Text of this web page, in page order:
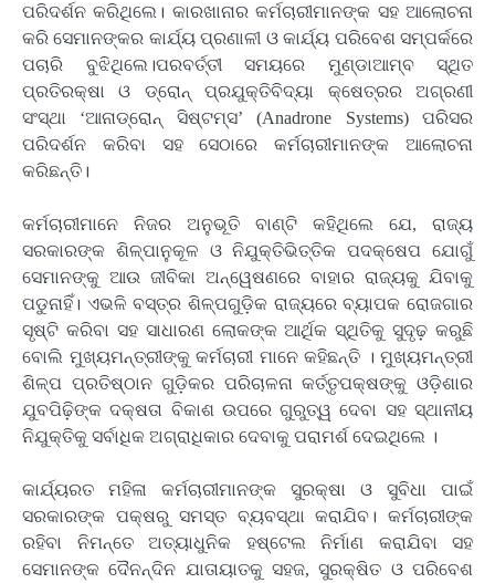
ପରିଦର୍ଶନ କରିଥିଲେ। କାରଖାନାର କର୍ମଚାରୀମାନଙ୍କ ସହ ଆଲୋଚନା
କରି ସେମାନଙ୍କର କାର୍ଯ୍ୟ ପ୍ରଣାଳୀ ଓ କାର୍ଯ୍ୟ ପରିବେଶ ସମ୍ପର୍କରେ
ପଚାରି ବୁଝିଥିଲେ।ପରବର୍ତ୍ତୀ ସମୟରେ ମୁଣ୍ଡାଆମ୍ବ ସ୍ଥିତ
ପ୍ରତିରକ୍ଷା ଓ ଡ୍ରୋନ୍ ପ୍ରଯୁକ୍ତିବିଦ୍ୟା କ୍ଷେତ୍ରର ଅଗ୍ରଣୀ
ସଂସ୍ଥା ‘ଆନାଡ୍ରୋନ୍ ସିଷ୍ଟମ୍ସ’ (Anadrone Systems) ପରିସର
ପରିଦର୍ଶନ କରିବା ସହ ସେଠାରେ କର୍ମଚାରୀମାନଙ୍କ ଆଲୋଚନା
କରିଛନ୍ତି।
କର୍ମଚାରୀମାନେ ନିଜର ଅନୁଭୂତି ବାଣ୍ଟି କହିଥିଲେ ଯେ, ରାଜ୍ୟ
ସରକାରଙ୍କ ଶିଳ୍ପାନୁକୂଳ ଓ ନିଯୁକ୍ତିଭିତ୍ତିକ ପଦକ୍ଷେପ ଯୋଗୁଁ
ସେମାନଙ୍କୁ ଆଉ ଜୀବିକା ଅନ୍ୱେଷଣରେ ବାହାର ରାଜ୍ୟକୁ ଯିବାକୁ
ପଡୁନାହିଁ। ଏଭଳି ବସ୍ତ୍ର ଶିଳ୍ପଗୁଡ଼ିକ ରାଜ୍ୟରେ ବ୍ୟାପକ ରୋଜଗାର
ସୃଷ୍ଟି କରିବା ସହ ସାଧାରଣ ଲୋକଙ୍କ ଆର୍ଥିକ ସ୍ଥିତିକୁ ସୁଦୃଢ଼ କରୁଛି
ବୋଲି ମୁଖ୍ୟମନ୍ତ୍ରୀଙ୍କୁ କର୍ମଚାରୀ ମାନେ କହିଛନ୍ତି । ମୁଖ୍ୟମନ୍ତ୍ରୀ
ଶିଳ୍ପ ପ୍ରତିଷ୍ଠାନ ଗୁଡ଼ିକର ପରିଚାଳନା କର୍ତ୍ତୃପକ୍ଷଙ୍କୁ ଓଡ଼ିଶାର
ଯୁବପିଢ଼ିଙ୍କ ଦକ୍ଷତା ବିକାଶ ଉପରେ ଗୁରୁତ୍ୱ ଦେବା ସହ ସ୍ଥାନୀୟ
ନିଯୁକ୍ତିକୁ ସର୍ବାଧିକ ଅଗ୍ରାଧିକାର ଦେବାକୁ ପରାମର୍ଶ ଦେଇଥିଲେ ।
କାର୍ଯ୍ୟରତ ମହିଳା କର୍ମଚାରୀମାନଙ୍କ ସୁରକ୍ଷା ଓ ସୁବିଧା ପାଇଁ
ସରକାରଙ୍କ ପକ୍ଷରୁ ସମସ୍ତ ବ୍ୟବସ୍ଥା କରାଯିବ। କର୍ମଚାରୀଙ୍କ
ରହିବା ନିମନ୍ତେ ଅତ୍ୟାଧୁନିକ ହଷ୍ଟେଲ ନିର୍ମାଣ କରାଯିବା ସହ
ସେମାନଙ୍କ ଦୈନନ୍ଦିନ ଯାତାୟାତକୁ ସହଜ, ସୁରକ୍ଷିତ ଓ ପରିବେଶ